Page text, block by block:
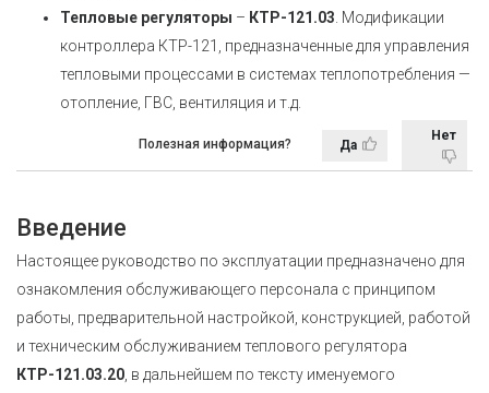
Тепловые регуляторы – КТР-121.03 . Модификации
контроллера КТР-121, предназначенные для управления
тепловыми процессами в системах теплопотребления —
отопление, ГВС, вентиляция и т.д.
Полезная информация? Да
Нет
Введение
Настоящее руководство по эксплуатации предназначено для
ознакомления обслуживающего персонала с принципом
работы, предварительной настройкой, конструкцией, работой
и техническим обслуживанием теплового регулятора
КТР-121.03.20 , в дальнейшем по тексту именуемого